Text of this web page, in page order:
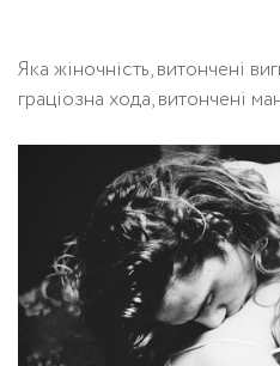
Яка жіночність, витончені
граціозна хода, витончені